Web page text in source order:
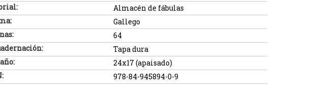
Almacén de fábulas
Gallego
64
Tapa dura
24x17 (apaisado)
978-84-945894-0-9